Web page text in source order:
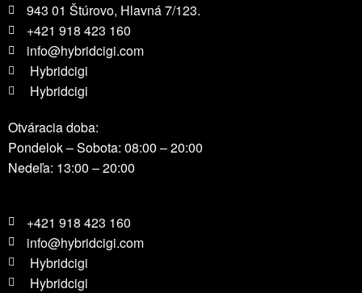
943 01 Štúrovo, Hlavná 7/123.
+421 918 423 160
info@hybridcigi.com
Hybridcigi
Hybridcigi
Otváracia doba:
Pondelok – Sobota: 08:00 – 20:00
Nedeľa: 13:00 – 20:00
+421 918 423 160
info@hybridcigi.com
Hybridcigi
Hybridcigi